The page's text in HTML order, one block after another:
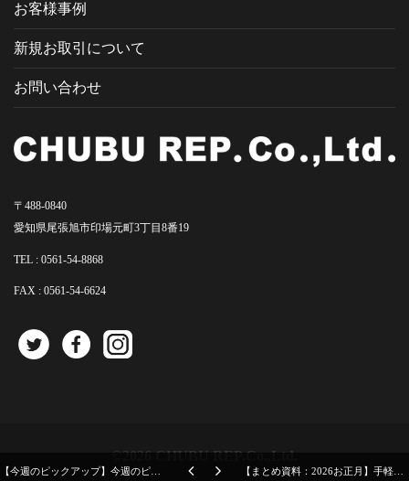
お客様事例
新規お取引について
お問い合わせ
〒488-0840
愛知県尾張旭市印場元町3丁目8番19
TEL : 0561-54-8868
FAX : 0561-54-6624
©2026 CHUBU REP.Co.,Ltd.